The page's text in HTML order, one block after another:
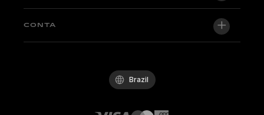
Factory Edition
Bicicletas em estoque
Central de suporte
Whistleblowing Channel
CONTA
Brazil